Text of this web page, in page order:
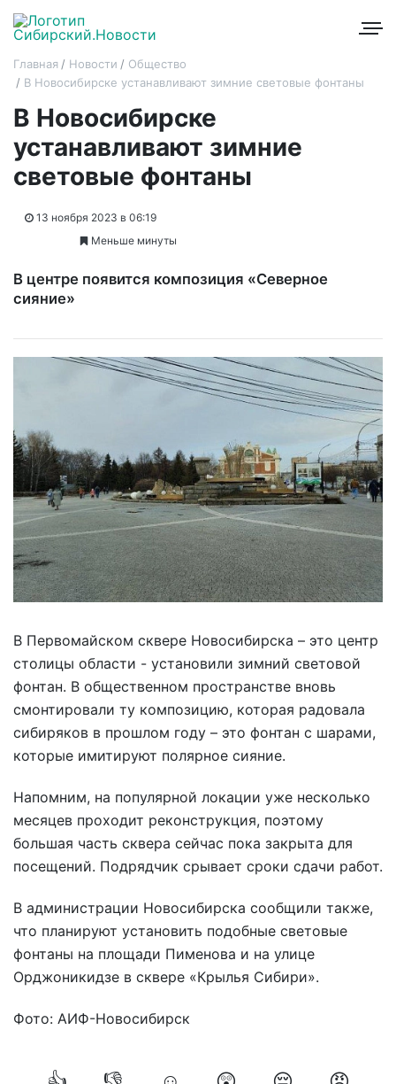
Главная Новости
Общество
В Новосибирске устанавливают зимние световые фонтаны
В Новосибирске
устанавливают зимние
световые фонтаны
13 ноября 2023 в 06:19
Меньше минуты
В центре появится композиция «Северное
сияние»
В Первомайском сквере Новосибирска – это центр
столицы области - установили зимний световой
фонтан. В общественном пространстве вновь
смонтировали ту композицию, которая радовала
сибиряков в прошлом году – это фонтан с шарами,
которые имитируют полярное сияние.
Напомним, на популярной локации уже несколько
месяцев проходит реконструкция, поэтому
большая часть сквера сейчас пока закрыта для
посещений. Подрядчик срывает сроки сдачи работ.
В администрации Новосибирска сообщили также,
что планируют установить подобные световые
фонтаны на площади Пименова и на улице
Орджоникидзе в сквере «Крылья Сибири».
Фото: АИФ-Новосибирск